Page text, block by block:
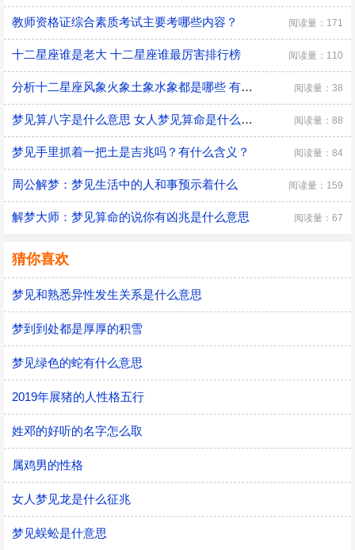
教师资格证综合素质考试主要考哪些内容？ 阅读量：171
十二星座谁是老大 十二星座谁最厉害排行榜 阅读量：110
分析十二星座风象火象土象水象都是哪些 有什么优缺点 阅读量：38
梦见算八字是什么意思 女人梦见算命是什么预兆 阅读量：88
梦见手里抓着一把土是吉兆吗？有什么含义？ 阅读量：84
周公解梦：梦见生活中的人和事预示着什么 阅读量：159
解梦大师：梦见算命的说你有凶兆是什么意思 阅读量：67
猜你喜欢
梦见和熟悉异性发生关系是什么意思
梦到到处都是厚厚的积雪
梦见绿色的蛇有什么意思
2019年展猪的人性格五行
姓邓的好听的名字怎么取
属鸡男的性格
女人梦见龙是什么征兆
梦见蜈蚣是什意思